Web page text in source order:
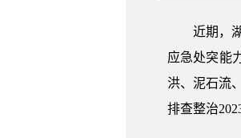
近期，湖
应急处突能
洪、泥石流
排查整治